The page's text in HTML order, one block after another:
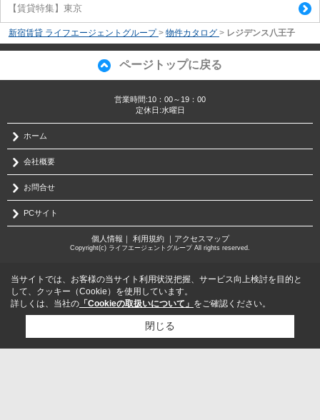
【賃貸特集】東京
新宿賃貸 ライフエージェントグループ > 物件カタログ > レジデンス八王子
ページトップに戻る
営業時間:10：00～19：00
定休日:水曜日
ホーム
会社概要
お問合せ
PCサイト
個人情報 利用規約｜ アクセスマップ
Copyright(c) ライフエージェントグループ All rights reserved.
当サイトでは、お客様の当サイト利用状況把握、サービス向上検討を目的と
して、クッキー（Cookie）を使用しています。
詳しくは、当社の 「Cookieの取扱いについて」 をご確認ください。
閉じる